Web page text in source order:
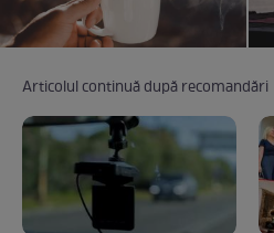
Articolul continuă după recomandări